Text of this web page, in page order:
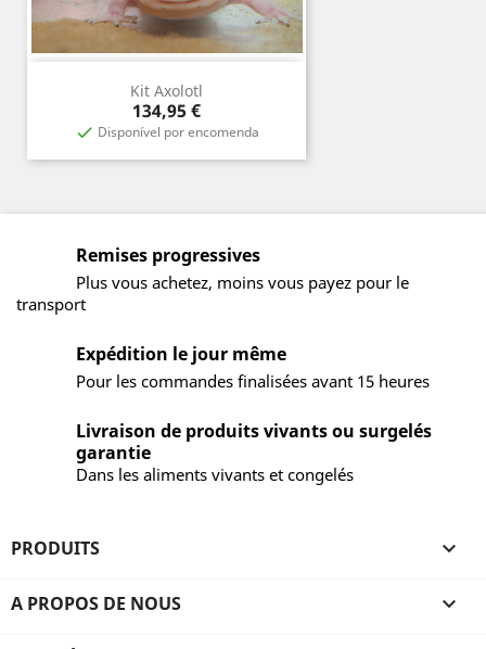
Kit Axolotl
Prix
134,95 €
 Disponível por encomenda
Remises progressives
Plus vous achetez, moins vous payez pour le
transport
Expédition le jour même
Pour les commandes finalisées avant 15 heures
Livraison de produits vivants ou surgelés
garantie
Dans les aliments vivants et congelés
PRODUITS 
A PROPOS DE NOUS 